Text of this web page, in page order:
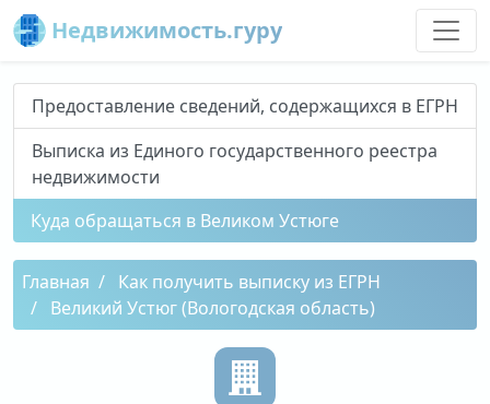
Недвижимость.гуру
Предоставление сведений, содержащихся в ЕГРН
Выписка из Единого государственного реестра
недвижимости
Куда обращаться в Великом Устюге
Главная
Как получить выписку из ЕГРН
Великий Устюг (Вологодская область)